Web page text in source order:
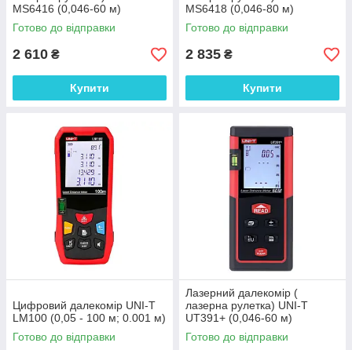
MS6416 (0,046-60 м)
проводить вимірювання V, S,
H, пам'ять 99
Готово до відправки
2 610 ₴
Купити
MS6418 (0,046-80 м)
проводить вимірювання V, S,
H, пам'ять 99
Готово до відправки
2 835 ₴
Купити
Цифровий далекомір UNI-T
LM100 (0,05 - 100 м; 0.001 м)
Готово до відправки
Лазерний далекомір (
лазерна рулетка) UNI-T
UT391+ (0,046-60 м)
проводить вимірювання V, S,
H, пам'ять 30
Готово до відправки